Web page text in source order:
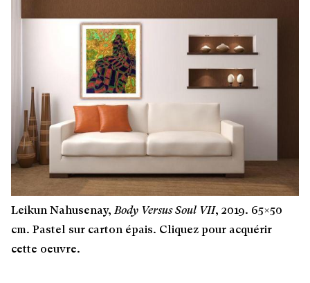
Leikun Nahusenay,Body Versus Soul VII, 2019. 65×50
cm. Pastel sur carton épais. Cliquez pour acquérir
cette oeuvre.